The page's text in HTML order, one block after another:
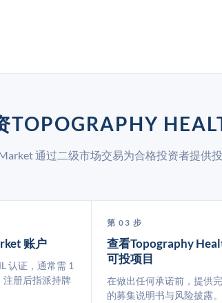
TOPOGRAPHY
通过二级市场交易为合格投资者提供
账户
认证，通常需 1
注册后指派持牌
第 03 步
查看Topography
可投项目
在做出任何承诺前，提供
的募集说明书与风险披露。